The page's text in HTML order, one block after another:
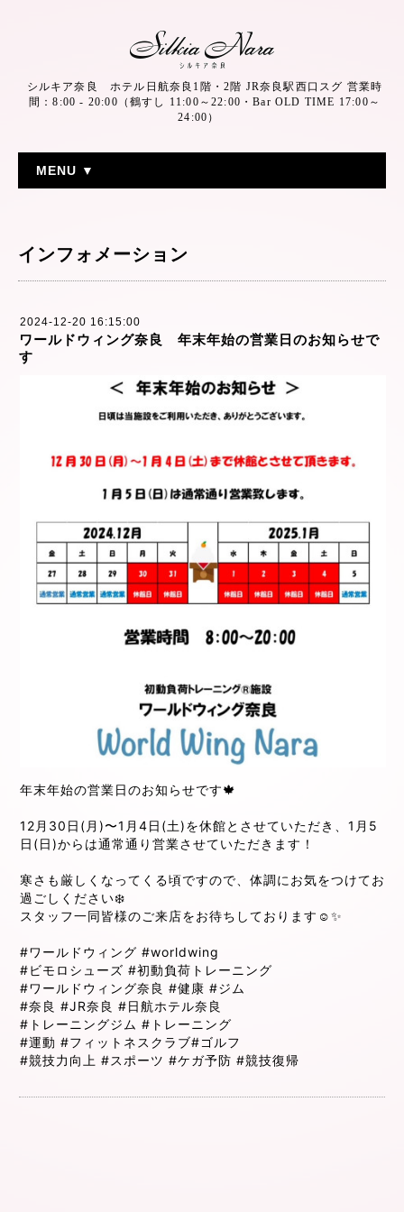
シルキア奈良 ホテル日航奈良1階・2階 JR奈良駅西口スグ 営業時
間：8:00 - 20:00（鶴すし 11:00～22:00・Bar OLD TIME 17:00～
24:00）
MENU ▼
インフォメーション
2024-12-20 16:15:00
ワールドウィング奈良 年末年始の営業日のお知らせで
す
年末年始の営業日のお知らせです🍁
12月30日(月)〜1月4日(土)を休館とさせていただき、1月5
日(日)からは通常通り営業させていただきます！
寒さも厳しくなってくる頃ですので、体調にお気をつけてお
過ごしください❄️
スタッフ一同皆様のご来店をお待ちしております☺️✨
#ワールドウィング #worldwing
#ビモロシューズ #初動負荷トレーニング
#ワールドウィング奈良 #健康 #ジム
#奈良 #JR奈良 #日航ホテル奈良
#トレーニングジム #トレーニング
#運動 #フィットネスクラブ#ゴルフ
#競技力向上 #スポーツ #ケガ予防 #競技復帰